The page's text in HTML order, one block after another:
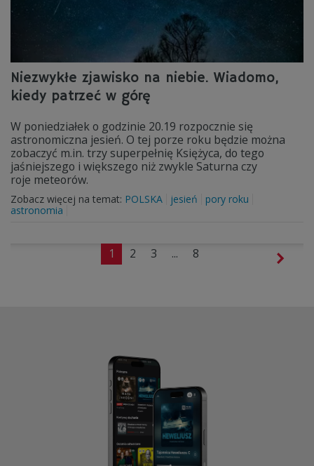
Niezwykłe zjawisko na niebie. Wiadomo,
kiedy patrzeć w górę
W poniedziałek o godzinie 20.19 rozpocznie się
astronomiczna jesień. O tej porze roku będzie można
zobaczyć m.in. trzy superpełnię Księżyca, do tego
jaśniejszego i większego niż zwykle Saturna czy
roje meteorów.
Zobacz więcej na temat: POLSKA jesień
pory roku
astronomia
1 2 3 ... 8